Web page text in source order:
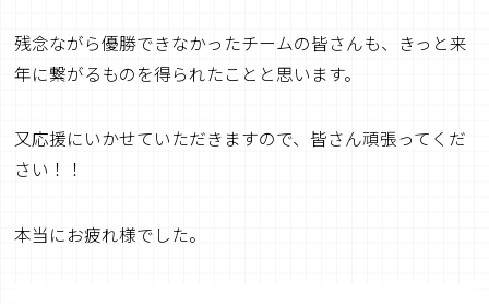
残念ながら優勝できなかったチームの皆さんも、きっと来
年に繋がるものを得られたことと思います。
又応援にいかせていただきますので、皆さん頑張ってくだ
さい！！
本当にお疲れ様でした。